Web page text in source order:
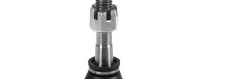
Dimensiune
M14x1,5
articol par
VKDY
811014